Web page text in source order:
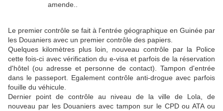
amende..
Le premier contrôle se fait à l'entrée géographique en Guinée par
les Douaniers avec un premier contrôle des papiers.
Quelques kilomètres plus loin, nouveau contrôle par la Police
cette fois-ci avec vérification du e-visa et parfois de la réservation
d'hôtel (ou adresse et personne de contact). Tampon d'entrée
dans le passeport. Egalement contrôle anti-drogue avec parfois
fouille du véhicule.
Dernier point de contrôle au niveau de la ville de Lola, de
nouveau par les Douaniers avec tampon sur le CPD ou ATA ou